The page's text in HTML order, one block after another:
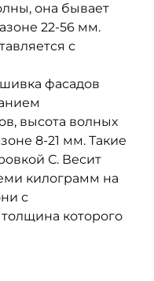
она бывает
22-56 мм.
с
фасадов
высота волных
8-21 мм. Такие
С. Весит
килограмм на
с
которого